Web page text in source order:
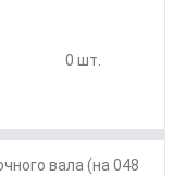
0 шт.
вала (на 048